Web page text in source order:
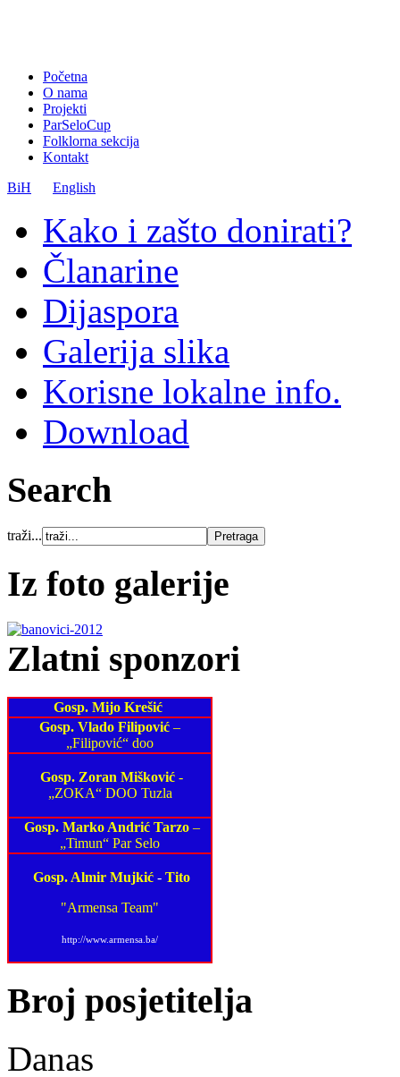
Početna
O nama
Projekti
ParSeloCup
Folklorna sekcija
Kontakt
BiH
English
Kako i zašto donirati?
Članarine
Dijaspora
Galerija slika
Korisne lokalne info.
Download
Search
traži...
Iz foto galerije
Zlatni sponzori
Gosp. Mijo Krešić
Gosp. Vlado Filipović –
„Filipović“ doo
Gosp. Zoran Mišković -
„ZOKA“ DOO Tuzla
Gosp. Marko Andrić Tarzo–
„Timun“ Par Selo
Gosp. Almir Mujkić - Tito
"Armensa Team"
http://www.armensa.ba/
Broj posjetitelja
Danas